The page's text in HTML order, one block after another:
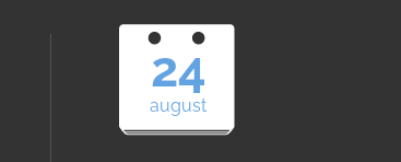
24
august